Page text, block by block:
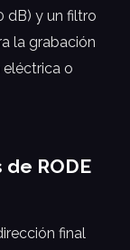
dB) y un filtro
la grabación
eléctrica o
RODE
final